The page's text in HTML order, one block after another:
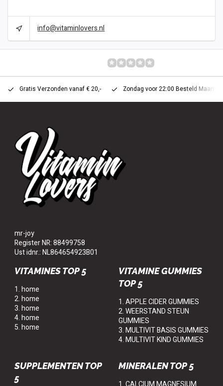
info@vitaminlovers.nl
Gratis Verzonden vanaf € 20,- Zondag voor 22:00 Besteld
mr-joy
Register NR: 88499758
Ust idnr.: NL864654923B01
VITAMINES TOP 5
1. home
2. home
3. home
4. home
5. home
VITAMINE GUMMIES
TOP 5
1. APPLE CIDER GUMMIES
2. WEERSTAND STEUN
GUMMIES
3. MULTIVIT BASIS GUMMIES
4. MULTIVIT KIND GUMMIES
SUPPLEMENTEN TOP
5
MINERALEN TOP 5